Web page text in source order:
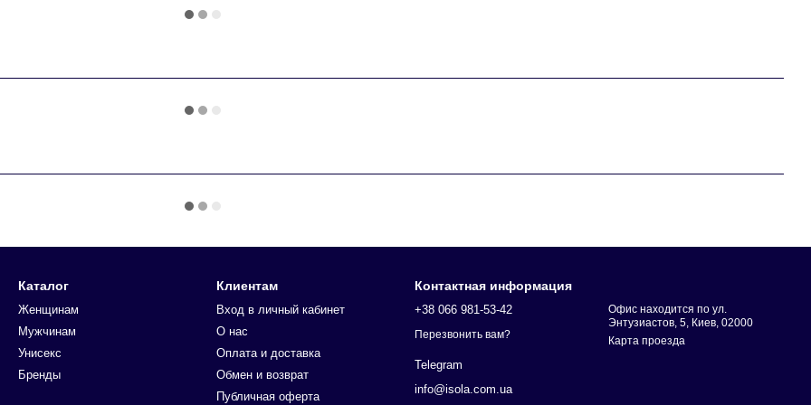
Каталог
Женщинам
Мужчинам
Унисекс
Бренды
Клиентам
Вход в личный кабинет
О нас
Оплата и доставка
Обмен и возврат
Публичная оферта
Контактная информация
+38 066 981-53-42
Перезвонить вам?
Telegram
info@isola.com.ua
Офис находится по ул.
Энтузиастов, 5, Киев, 02000
Карта проезда